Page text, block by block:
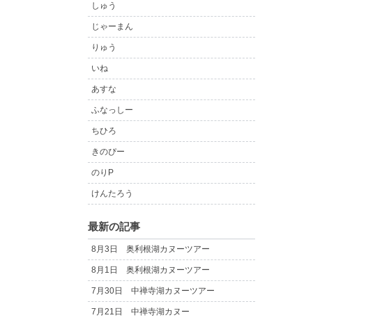
しゅう
じゃーまん
りゅう
いね
あすな
ふなっしー
ちひろ
きのぴー
のりP
けんたろう
最新の記事
8月3日 奥利根湖カヌーツアー
8月1日 奥利根湖カヌーツアー
7月30日 中禅寺湖カヌーツアー
7月21日 中禅寺湖カヌー